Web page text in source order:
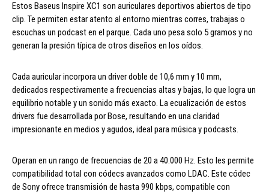
Estos Baseus Inspire XC1 son auriculares deportivos abiertos de tipo
clip. Te permiten estar atento al entorno mientras corres, trabajas o
escuchas un podcast en el parque. Cada uno pesa solo 5 gramos y no
generan la presión típica de otros diseños en los oídos.
Cada auricular incorpora un driver doble de 10,6 mm y 10 mm,
dedicados respectivamente a frecuencias altas y bajas, lo que logra un
equilibrio notable y un sonido más exacto. La ecualización de estos
drivers fue desarrollada por Bose, resultando en una claridad
impresionante en medios y agudos, ideal para música y podcasts.
Operan en un rango de frecuencias de 20 a 40.000 Hz. Esto les permite
compatibilidad total con códecs avanzados como LDAC. Este códec
de Sony ofrece transmisión de hasta 990 kbps, compatible con